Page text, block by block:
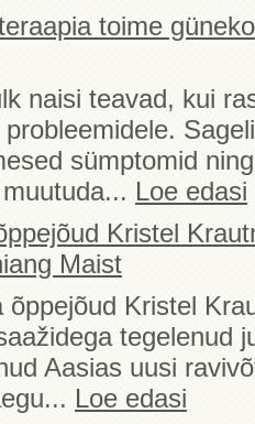
toime
naisi teavad, kui
sümptomid
Loe edasi
Kristel
Maist
õppejõud Kristel
tegelenud
Aasias uusi
Loe edasi